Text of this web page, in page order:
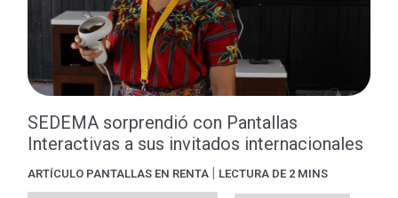
SEDEMA sorprendió con Pantallas
Interactivas a sus invitados internacionales
ARTÍCULO PANTALLAS EN RENTA | LECTURA DE 2 MINS